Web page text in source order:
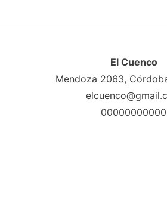
El Cuenco
Mendoza 2063,
00000000000